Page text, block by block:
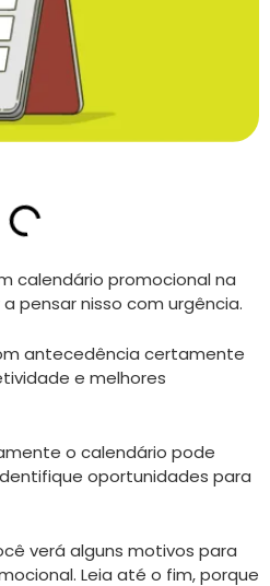
calendário promocional na
pensar nisso com urgência.
antecedência certamente
e melhores
o calendário pode
oportunidades para
verá alguns motivos para
Leia até o fim, porque